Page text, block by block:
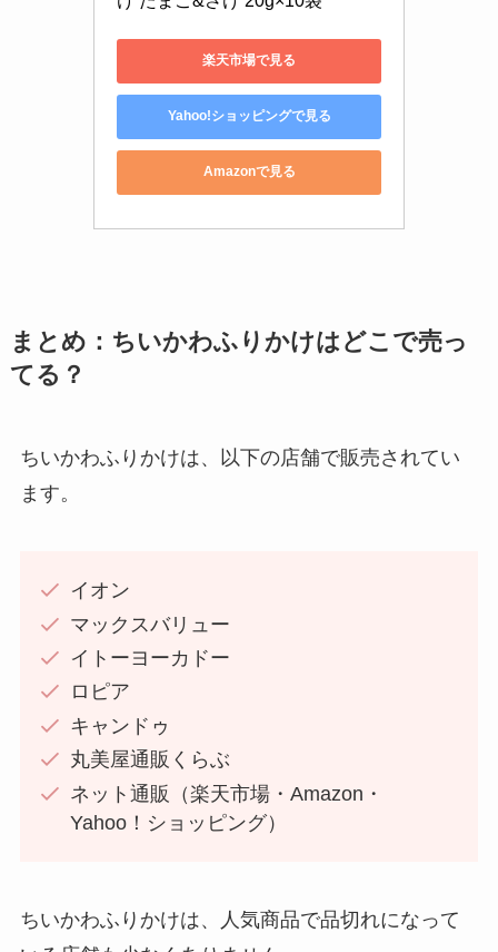
楽天市場で見る
Yahoo!ショッピングで見る
Amazonで見る
まとめ：ちいかわふりかけはどこで売っ
てる？
ちいかわふりかけは、以下の店舗で販売されてい
ます。
イオン
マックスバリュー
イトーヨーカドー
ロピア
キャンドゥ
丸美屋通販くらぶ
ネット通販（楽天市場・Amazon・
Yahoo！ショッピング）
ちいかわふりかけは、人気商品で品切れになって